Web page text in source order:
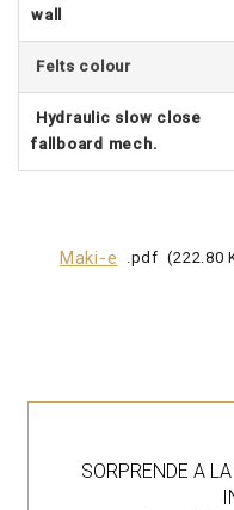
wall
Felts colour
Hydraulic slow close
fallboard mech.
Maki-e pdf 222.80
SORPRENDE A